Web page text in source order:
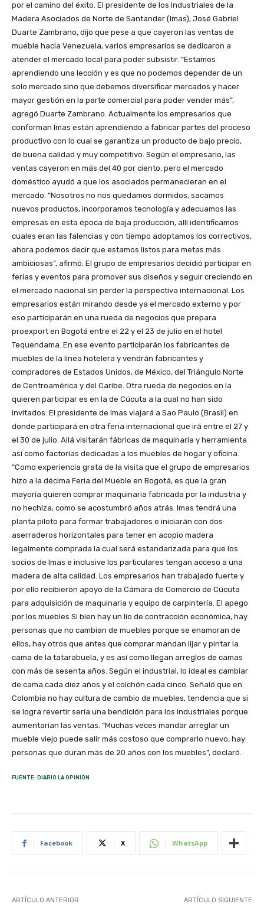
por el camino del éxito. El presidente de los Industriales de la
Madera Asociados de Norte de Santander (Imas), José Gabriel
Duarte Zambrano, dijo que pese a que cayeron las ventas de
mueble hacia Venezuela, varios empresarios se dedicaron a
atender el mercado local para poder subsistir. “Estamos
aprendiendo una lección y es que no podemos depender de un
solo mercado sino que debemos diversificar mercados y hacer
mayor gestión en la parte comercial para poder vender más”,
agregó Duarte Zambrano. Actualmente los empresarios que
conforman Imas están aprendiendo a fabricar partes del proceso
productivo con lo cual se garantiza un producto de bajo precio,
de buena calidad y muy competitivo. Según el empresario, las
ventas cayeron en más del 40 por ciento, pero el mercado
doméstico ayudó a que los asociados permanecieran en el
mercado. “Nosotros no nos quedamos dormidos, sacamos
nuevos productos, incorporamos tecnología y adecuamos las
empresas en esta época de baja producción, allí identificamos
cuales eran las falencias y con tiempo adoptamos los correctivos,
ahora podemos decir que estamos listos para metas más
ambiciosas”, afirmó. El grupo de empresarios decidió participar en
ferias y eventos para promover sus diseños y seguir creciendo en
el mercado nacional sin perder la perspectiva internacional. Los
empresarios están mirando desde ya el mercado externo y por
eso participarán en una rueda de negocios que prepara
proexport en Bogotá entre el 22 y el 23 de julio en el hotel
Tequendama. En ese evento participarán los fabricantes de
muebles de la línea hotelera y vendrán fabricantes y
compradores de Estados Unidos, de México, del Triángulo Norte
de Centroamérica y del Caribe. Otra rueda de negocios en la
quieren participar es en la de Cúcuta a la cual no han sido
invitados. El presidente de Imas viajará a Sao Paulo (Brasil) en
donde participará en otra feria internacional que irá entre el 27 y
el 30 de julio. Allá visitarán fábricas de maquinaria y herramienta
así como factorías dedicadas a los muebles de hogar y oficina.
“Como experiencia grata de la visita que el grupo de empresarios
hizo a la décima Feria del Mueble en Bogotá, es que la gran
mayoría quieren comprar maquinaria fabricada por la industria y
no hechiza, como se acostumbró años atrás. Imas tendrá una
planta piloto para formar trabajadores e iniciarán con dos
aserraderos horizontales para tener en acopio madera
legalmente comprada la cual será estandarizada para que los
socios de Imas e inclusive los particulares tengan acceso a una
madera de alta calidad. Los empresarios han trabajado fuerte y
por ello recibieron apoyo de la Cámara de Comercio de Cúcuta
para adquisición de maquinaria y equipo de carpintería. El apego
por los muebles Si bien hay un lío de contracción económica, hay
personas que no cambian de muebles porque se enamoran de
ellos, hay otros que antes que comprar mandan lijar y pintar la
cama de la tatarabuela, y es así como llegan arreglos de camas
con más de sesenta años. Según el industrial, lo ideal es cambiar
de cama cada diez años y el colchón cada cinco. Señaló que en
Colombia no hay cultura de cambio de muebles, tendencia que si
se logra revertir sería una bendición para los industriales porque
aumentarían las ventas. “Muchas veces mandar arreglar un
mueble viejo puede salir más costoso que comprarlo nuevo, hay
personas que duran más de 20 años con los muebles”, declaró.
FUENTE: DIARIO LA OPINIÓN
Facebook X WhatsApp
ARTÍCULO ANTERIOR ARTÍCULO SIGUIENTE